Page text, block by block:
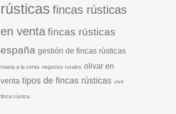
rústicas fincas rústicas
en venta fincas rústicas
españa gestión de fincas rústicas
masia a la venta negocios rurales olivar en
venta tipos de fincas rústicas vivir
finca rústica